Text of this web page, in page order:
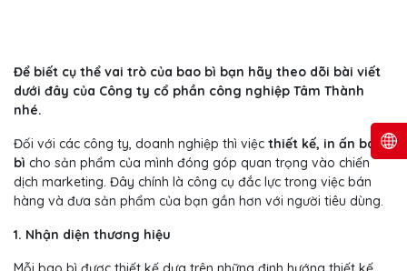
Để biết cụ thể vai trò của bao bì bạn hãy theo dõi bài viết
dưới đây của Công ty cổ phần công nghiệp Tâm Thành
nhé.
Đối với các công ty, doanh nghiệp thì việc thiết kế, in ấn bao
bì cho sản phẩm của mình đóng góp quan trọng vào chiến
dịch marketing. Đây chính là công cụ đắc lực trong việc bán
hàng và đưa sản phẩm của bạn gần hơn với người tiêu dùng.
1. Nhận diện thương hiệu